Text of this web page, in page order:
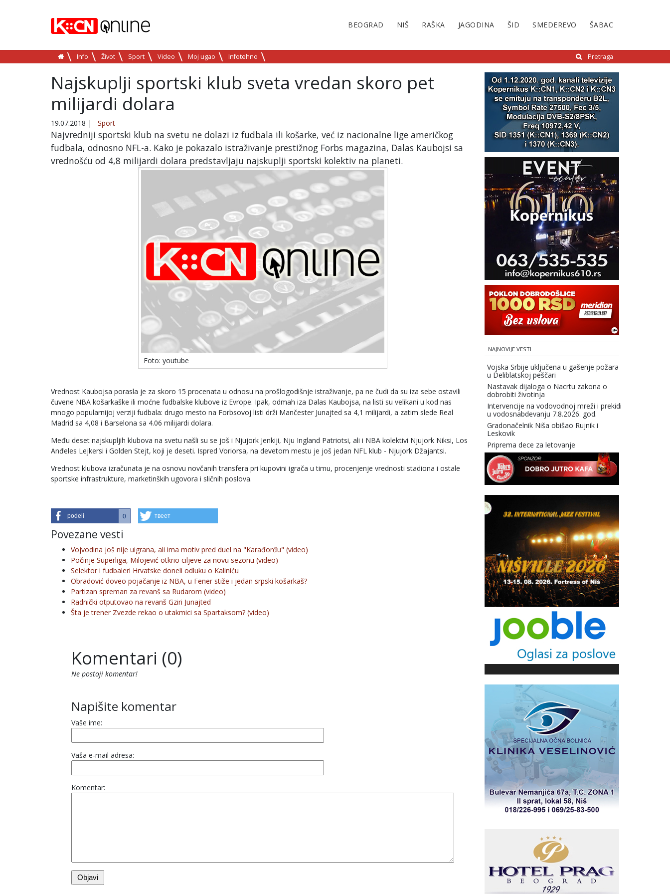
BEOGRAD NIŠ RAŠKA JAGODINA ŠID SMEDEREVO ŠABAC
Info Život Sport Video Moj ugao Infotehno Pretraga
Najskuplji sportski klub sveta vredan skoro pet
milijardi dolara
19.07.2018 | Sport
Najvredniji sportski klub na svetu ne dolazi iz fudbala ili košarke, već iz nacionalne lige američkog
fudbala, odnosno NFL-a. Kako je pokazalo istraživanje prestižnog Forbs magazina, Dalas Kaubojsi sa
vrednošću od 4,8 milijardi dolara predstavljaju najskuplji sportski kolektiv na planeti.
Foto: youtube
Vrednost Kaubojsa porasla je za skoro 15 procenata u odnosu na prošlogodišnje istraživanje, pa ne čudi da su iza sebe ostavili
čuvene NBA košarkaške ili moćne fudbalske klubove iz Evrope. Ipak, odmah iza Dalas Kaubojsa, na listi su velikani u kod nas
mnogo popularnijoj verziji fudbala: drugo mesto na Forbsovoj listi drži Mančester Junajted sa 4,1 milijardi, a zatim slede Real
Madrid sa 4,08 i Barselona sa 4.06 milijardi dolara.
Među deset najskupljih klubova na svetu našli su se još i Njujork Jenkiji, Nju Ingland Patriotsi, ali i NBA kolektivi Njujork Niksi, Los
Anđeles Lejkersi i Golden Stejt, koji je deseti. Ispred Voriorsa, na devetom mestu je još jedan NFL klub - Njujork Džajantsi.
Vrednost klubova izračunata je na osnovu novčanih transfera pri kupovini igrača u timu, procenjenje vrednosti stadiona i ostale
sportske infrastrukture, marketinških ugovora i sličnih poslova.
podeli 0 твеет
Povezane vesti
Vojvodina još nije uigrana, ali ima motiv pred duel na "Karađorđu" (video)
Počinje Superliga, Milojević otkrio ciljeve za novu sezonu (video)
Selektor i fudbaleri Hrvatske doneli odluku o Kaliniću
Obradović doveo pojačanje iz NBA, u Fener stiže i jedan srpski košarkaš?
Partizan spreman za revanš sa Rudarom (video)
Radnički otputovao na revanš Gziri Junajted
Šta je trener Zvezde rekao o utakmici sa Spartaksom? (video)
Komentari (0)
Ne postoji komentar!
Napišite komentar
Vaše ime:
Vaša e-mail adresa:
Komentar:
NAJNOVIJE VESTI
Vojska Srbije uključena u gašenje požara
u Deliblatskoj peščari
Nastavak dijaloga o Nacrtu zakona o
dobrobiti životinja
Intervencije na vodovodnoj mreži i prekidi
u vodosnabdevanju 7.8.2026. god.
Gradonačelnik Niša obišao Rujnik i
Leskovik
Priprema dece za letovanje